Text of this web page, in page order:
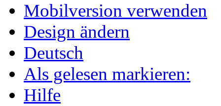
Mobilversion verwenden
Design ändern
Deutsch
Als gelesen markieren:
Hilfe